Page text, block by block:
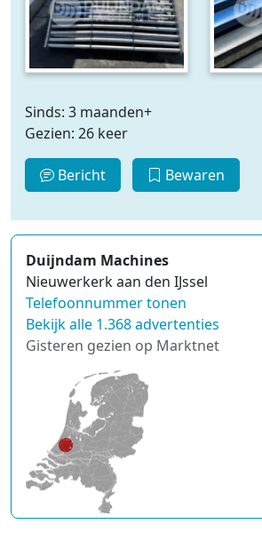
Sinds: 3 maanden+
Gezien: 26 keer
Bericht Bewaren
Duijndam Machines
Nieuwerkerk aan den IJssel
Telefoonnummer tonen
Bekijk alle 1.368 advertenties
Gisteren gezien op Marktnet